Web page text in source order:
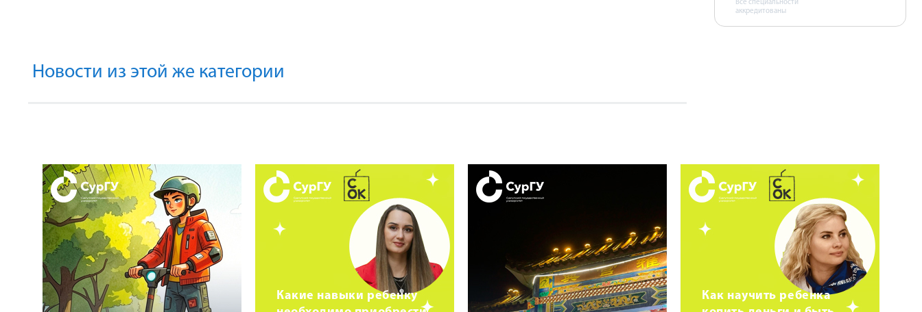
Все специальности
аккредитованы
Новости из этой же категории
Какие навыки ребенку
Как научить ребенка